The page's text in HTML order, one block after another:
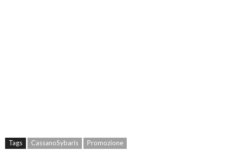
Tags CassanoSybaris Promozione